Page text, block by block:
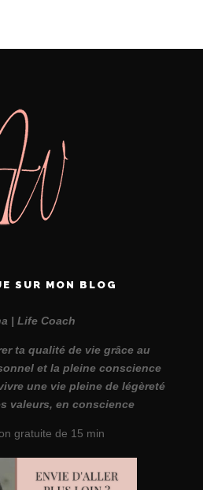
SUR MON BLOG
| Life Coach
ta qualité de vie grâce au
et la pleine conscience
une vie pleine de légèreté
valeurs, en conscience
gratuite de 15 min